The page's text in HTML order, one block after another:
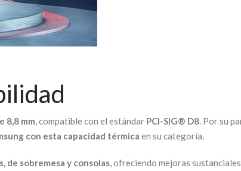
8,8 mm, compatible con el estándar PCI-SIG® D8. Por su
con esta capacidad térmica en su categoría.
de sobremesa y consolas , ofreciendo mejoras